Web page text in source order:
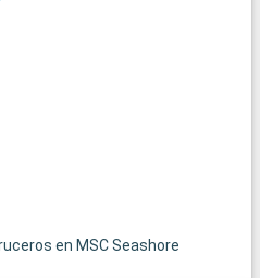
más meridional de Estados
en MSC Seashore